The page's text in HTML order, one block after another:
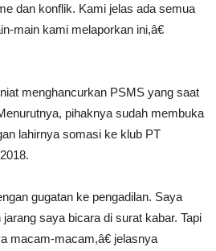
dan konflik. Kami jelas ada semua
main kami melaporkan ini,â€
menghancurkan PSMS yang saat
pihaknya sudah membuka
lahirnya somasi ke klub PT
gugatan ke pengadilan. Saya
saya bicara di surat kabar. Tapi
macam-macam,â€ jelasnya